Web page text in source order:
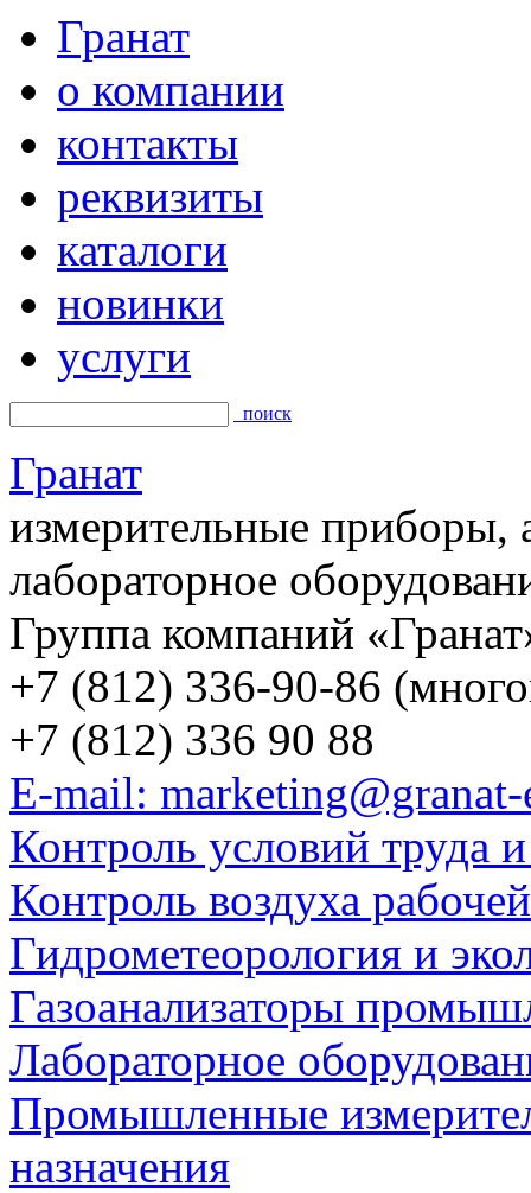
Гранат
о компании
контакты
реквизиты
каталоги
новинки
услуги
поиск
Гранат
измерительные приборы,
лабораторное
Группа компаний
+7 (812) 336-90-86
+7 (812) 336 90 88
E-mail:
Контроль условий труда
Контроль воздуха
Гидрометеорология и
Газоанализаторы
Лабораторное
Промышленные
назначения